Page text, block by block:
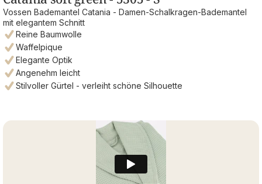
Vossen Bademantel Catania - Damen-Schalkragen-Bademantel
mit elegantem Schnitt
Reine Baumwolle
Waffelpique
Elegante Optik
Angenehm leicht
Stilvoller Gürtel - verleiht schöne Silhouette